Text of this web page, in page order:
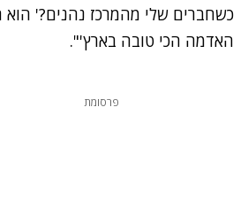
כשחברים שלי מהמרכז נהנים?' הוא
האדמה הכי טובה בארץ'".
פרסומת